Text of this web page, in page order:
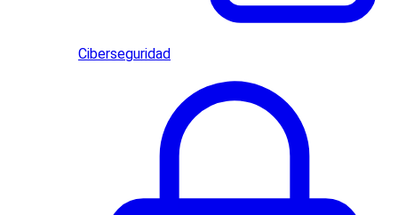
Ciberseguridad